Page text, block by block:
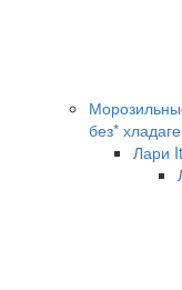
без*
Лари